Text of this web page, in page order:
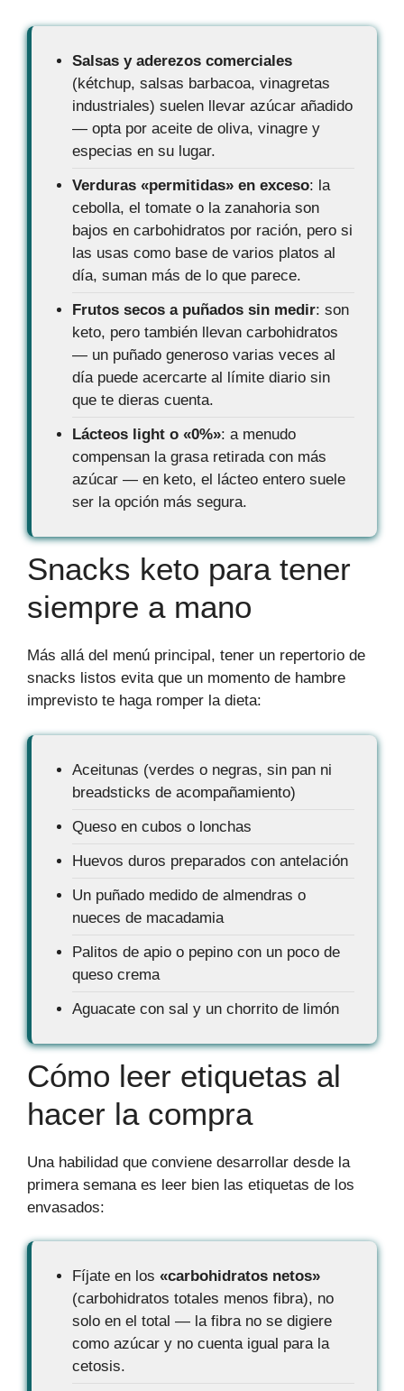
Salsas y aderezos comerciales
(kétchup, salsas barbacoa, vinagretas
industriales) suelen llevar azúcar añadido
— opta por aceite de oliva, vinagre y
especias en su lugar.
Verduras «permitidas» en exceso: la
cebolla, el tomate o la zanahoria son
bajos en carbohidratos por ración, pero si
las usas como base de varios platos al
día, suman más de lo que parece.
Frutos secos a puñados sin medir: son
keto, pero también llevan carbohidratos
— un puñado generoso varias veces al
día puede acercarte al límite diario sin
que te dieras cuenta.
Lácteos light o «0%»: a menudo
compensan la grasa retirada con más
azúcar — en keto, el lácteo entero suele
ser la opción más segura.
Snacks keto para tener
siempre a mano
Más allá del menú principal, tener un repertorio de
snacks listos evita que un momento de hambre
imprevisto te haga romper la dieta:
Aceitunas (verdes o negras, sin pan ni
breadsticks de acompañamiento)
Queso en cubos o lonchas
Huevos duros preparados con antelación
Un puñado medido de almendras o
nueces de macadamia
Palitos de apio o pepino con un poco de
queso crema
Aguacate con sal y un chorrito de limón
Cómo leer etiquetas al
hacer la compra
Una habilidad que conviene desarrollar desde la
primera semana es leer bien las etiquetas de los
envasados:
Fíjate en los «carbohidratos netos»
(carbohidratos totales menos fibra), no
solo en el total — la fibra no se digiere
como azúcar y no cuenta igual para la
cetosis.